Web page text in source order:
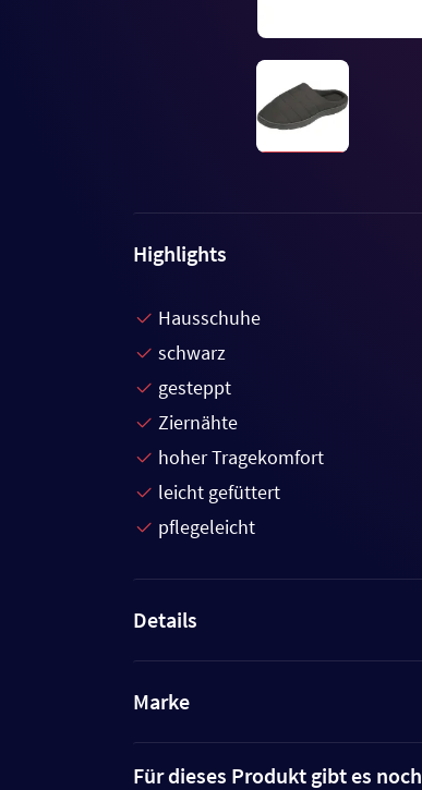
Highlights
Hausschuhe
schwarz
gesteppt
Ziernähte
hoher Tragekomfort
leicht gefüttert
pflegeleicht
Details
Marke
Für dieses Produkt gibt es